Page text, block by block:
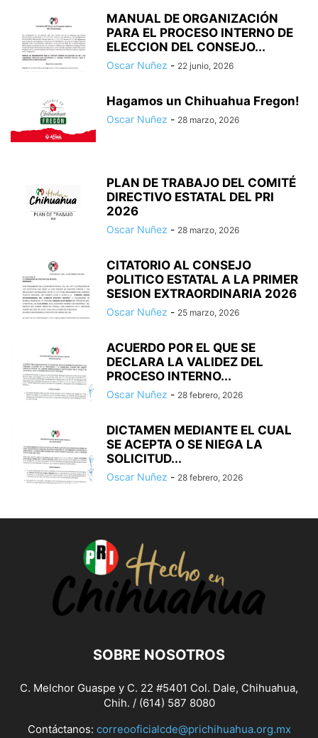
MANUAL DE ORGANIZACIÓN
PARA EL PROCESO INTERNO DE
ELECCION DEL CONSEJO...
Oscar Nuñez - 22 junio, 2026
Hagamos un Chihuahua Fregon!
Oscar Nuñez - 28 marzo, 2026
PLAN DE TRABAJO DEL COMITÉ
DIRECTIVO ESTATAL DEL PRI
2026
Oscar Nuñez - 28 marzo, 2026
CITATORIO AL CONSEJO
POLITICO ESTATAL A LA PRIMER
SESION EXTRAORDINARIA 2026
Oscar Nuñez - 25 marzo, 2026
ACUERDO POR EL QUE SE
DECLARA LA VALIDEZ DEL
PROCESO INTERNO...
Oscar Nuñez - 28 febrero, 2026
DICTAMEN MEDIANTE EL CUAL
SE ACEPTA O SE NIEGA LA
SOLICITUD...
Oscar Nuñez - 28 febrero, 2026
SOBRE NOSOTROS
C. Melchor Guaspe y C. 22 #5401 Col. Dale, Chihuahua,
Chih. / (614) 587 8080
Contáctanos: correooficialcde@prichihuahua.org.mx